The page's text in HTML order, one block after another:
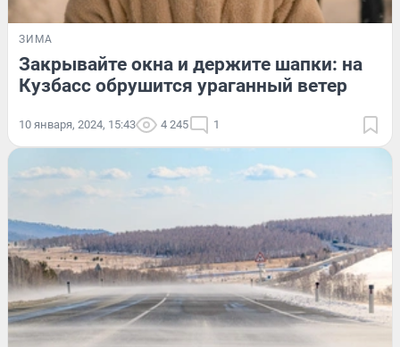
ЗИМА
Закрывайте окна и держите шапки: на
Кузбасс обрушится ураганный ветер
10 января, 2024, 15:43 4 245 1